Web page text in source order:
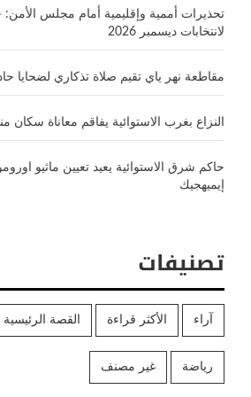
تحذيرات أممية وإقليمية أمام مجلس
لانتخابات ديسمبر 2026
مقاطعة نهر ياي تقيم صلاة تذكاري لضحايا
النزاع بغرب الاستوائية يفاقم معاناة سكان
حاكم شرق الاستوائية يعيد تعيين ماثيو
إيميهجيك
تصنيفات
آراء الأكثر قراءة القصة الرئيسية
رياضة غير مصنف